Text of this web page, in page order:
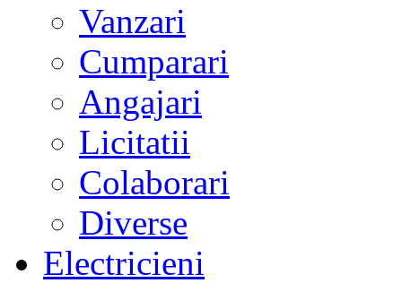
Vanzari
Cumparari
Angajari
Licitatii
Colaborari
Diverse
Electricieni